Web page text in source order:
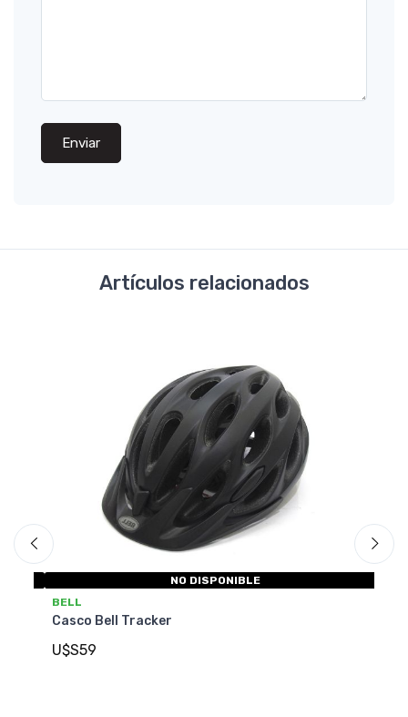
Enviar
Artículos relacionados
NO DISPONIBLE
BELL
Casco Bell Tracker
U$S59